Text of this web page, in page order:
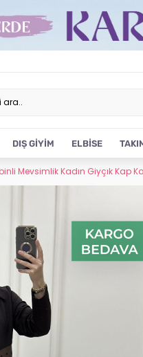
DIŞ GİYİM ELBİSE
Mevsimlik Kadın Giyçık Kap